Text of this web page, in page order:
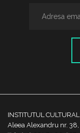
INSTITUTUL
Aleea Alexandru nr.